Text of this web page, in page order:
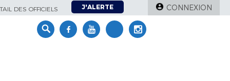
DES OFFICIELS J'ALERTE CONNEXION